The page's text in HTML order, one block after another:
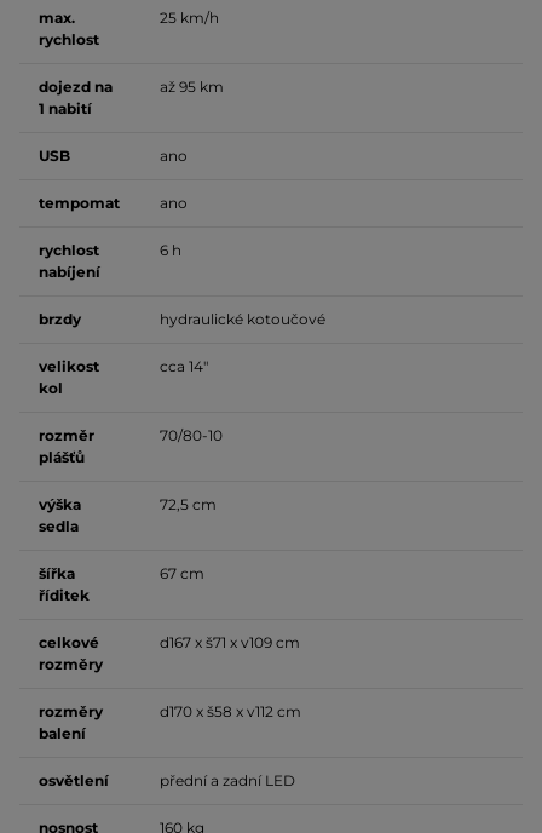
max.
rychlost
25 km/h
dojezd na
1 nabití
až 95 km
USB ano
tempomat ano
rychlost
nabíjení
6 h
brzdy hydraulické kotoučové
velikost
kol
cca 14"
rozměr
plášťů
70/80-10
výška
sedla
72,5 cm
šířka
říditek
67 cm
celkové
rozměry
d167 x š71 x v109 cm
rozměry
balení
d170 x š58 x v112 cm
osvětlení přední a zadní LED
nosnost 160 kg